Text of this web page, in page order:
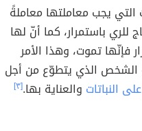
التي يجب معاملتها معاملةً
باستمرار، كما أنّ لها
فإنّها تموت، وهذا الأمر
الشخص الذي يتطوّع من أجل
النباتات والعناية بها.[٣]